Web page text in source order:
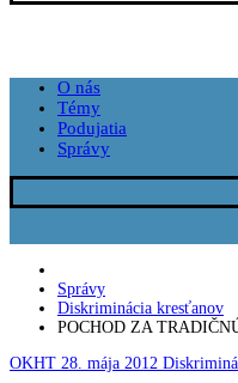
O nás
Témy
Podujatia
Správy
Správy
Diskriminácia kresťanov
POCHOD ZA
OKHT 28. mája 2012